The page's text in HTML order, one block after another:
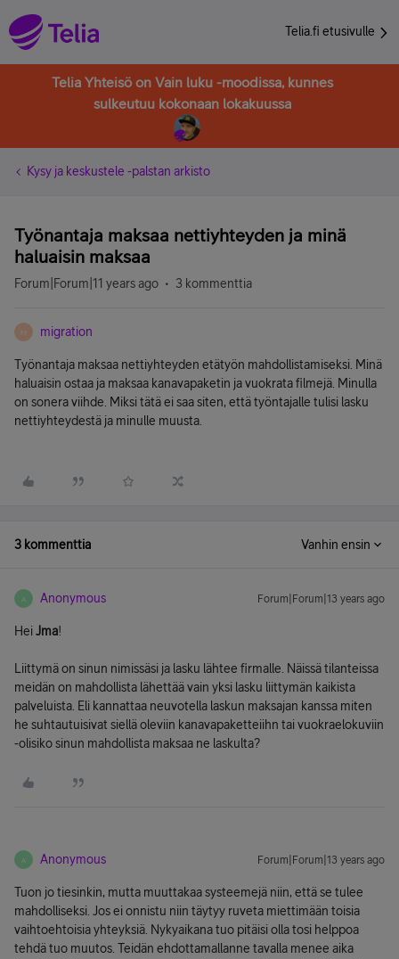
Telia.fi etusivulle
Telia Yhteisö on Vain luku -moodissa, kunnes
sulkeutuu kokonaan lokakuussa
Kysy ja keskustele -palstan arkisto
Työnantaja maksaa nettiyhteyden ja minä
haluaisin maksaa
Forum|Forum|11 years ago 3 kommenttia
M migration
Työnantaja maksaa nettiyhteyden etätyön mahdollistamiseksi. Minä
haluaisin ostaa ja maksaa kanavapaketin ja vuokrata filmejä. Minulla
on sonera viihde. Miksi tätä ei saa siten, että työntajalle tulisi lasku
nettiyhteydestä ja minulle muusta.
3 kommenttia Vanhin ensin
A Anonymous Forum|Forum|13 years ago
HeiJma!
Liittymä on sinun nimissäsi ja lasku lähtee firmalle. Näissä tilanteissa
meidän on mahdollista lähettää vain yksi lasku liittymän kaikista
palveluista. Eli kannattaa neuvotella laskun maksajan kanssa miten
he suhtautuisivat siellä oleviin kanavapaketteiihn tai vuokraelokuviin
-olisiko sinun mahdollista maksaa ne laskulta?
A Anonymous Forum|Forum|13 years ago
Tuon jo tiesinkin, mutta muuttakaa systeemejä niin, että se tulee
mahdolliseksi. Jos ei onnistu niin täytyy ruveta miettimään toisia
vaihtoehtoisia yhteyksiä. Nykyaikana tuo pitäisi olla tosi helppoa
tehdä tuo muutos. Teidän ehdottamallanne tavalla menee aika